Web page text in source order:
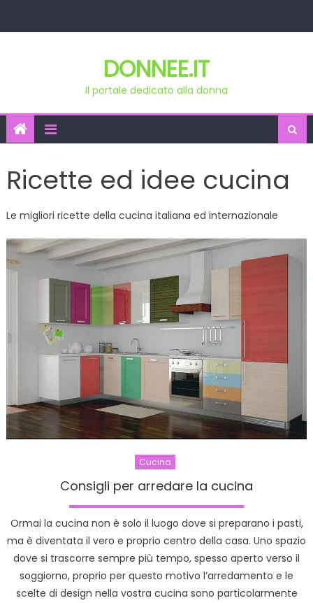
DONNEE.IT
Il portale dedicato alla donna
Ricette ed idee cucina
Le migliori ricette della cucina italiana ed internazionale
Cucina
Consigli per arredare la cucina
Ormai la cucina non è solo il luogo dove si preparano i pasti,
ma è diventata il vero e proprio centro della casa. Uno spazio
dove si trascorre sempre più tempo, spesso aperto verso il
soggiorno, proprio per questo motivo l’arredamento e le
scelte di design nella vostra cucina sono particolarmente